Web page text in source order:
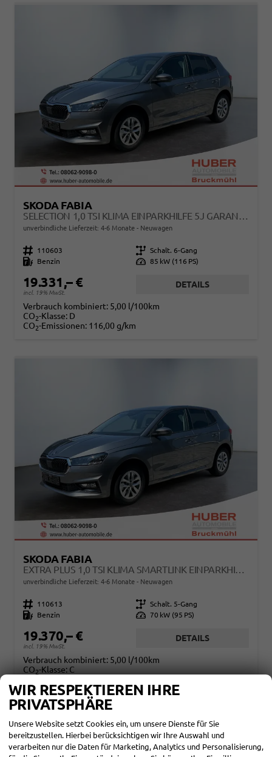
SKODA FABIA
SELECTION 1,0 TSI KLIMA EINPARKHILFE 5J GARANTIE LED APPLE CARPLAY BLUETOOTH
unverbindliche Lieferzeit: 4-6 Monate Neuwagen
Fahrzeugnr. 110603 Getriebe Schalt. 6-Gang
Kraftstoff
Benzin Leistung 85 kW (116 PS)
19.331,– €
incl. 19% MwSt.
DETAILS
Verbrauch kombiniert: 5,00 l/100km
CO2-Klasse: D
CO2-Emissionen: 116,00 g/km
SKODA FABIA
EXTRA PLUS 1,0 TSI KLIMA SMARTLINK EINPARKHILFE 5J GARANTIE LED ALU FELGEN KAMERA SITZHEIZUNG BLUETOOTH
unverbindliche Lieferzeit: 4-6 Monate Neuwagen
Fahrzeugnr. 110613 Getriebe Schalt. 5-Gang
Kraftstoff
Benzin Leistung 70 kW (95 PS)
19.370,– €
incl. 19% MwSt.
DETAILS
Verbrauch kombiniert: 5,00 l/100km
CO2-Klasse: C
WIR RESPEKTIEREN IHRE
PRIVATSPHÄRE
Unsere Website setzt Cookies ein, um unsere Dienste für Sie
bereitzustellen. Hierbei berücksichtigen wir Ihre Auswahl und
verarbeiten nur die Daten für Marketing, Analytics und Personalisierung,